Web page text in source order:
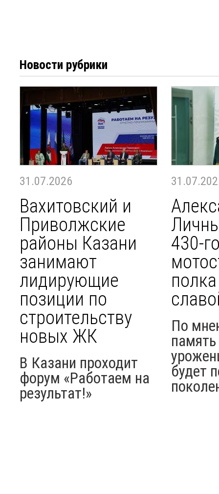
Новости рубрики
31.07.2026
Вахитовский и
Приволжские
районы Казани
занимают
лидирующие
позиции по
строительству
новых ЖК
В Казани проходит
форум «Работаем на
результат!»
430-
По
будет